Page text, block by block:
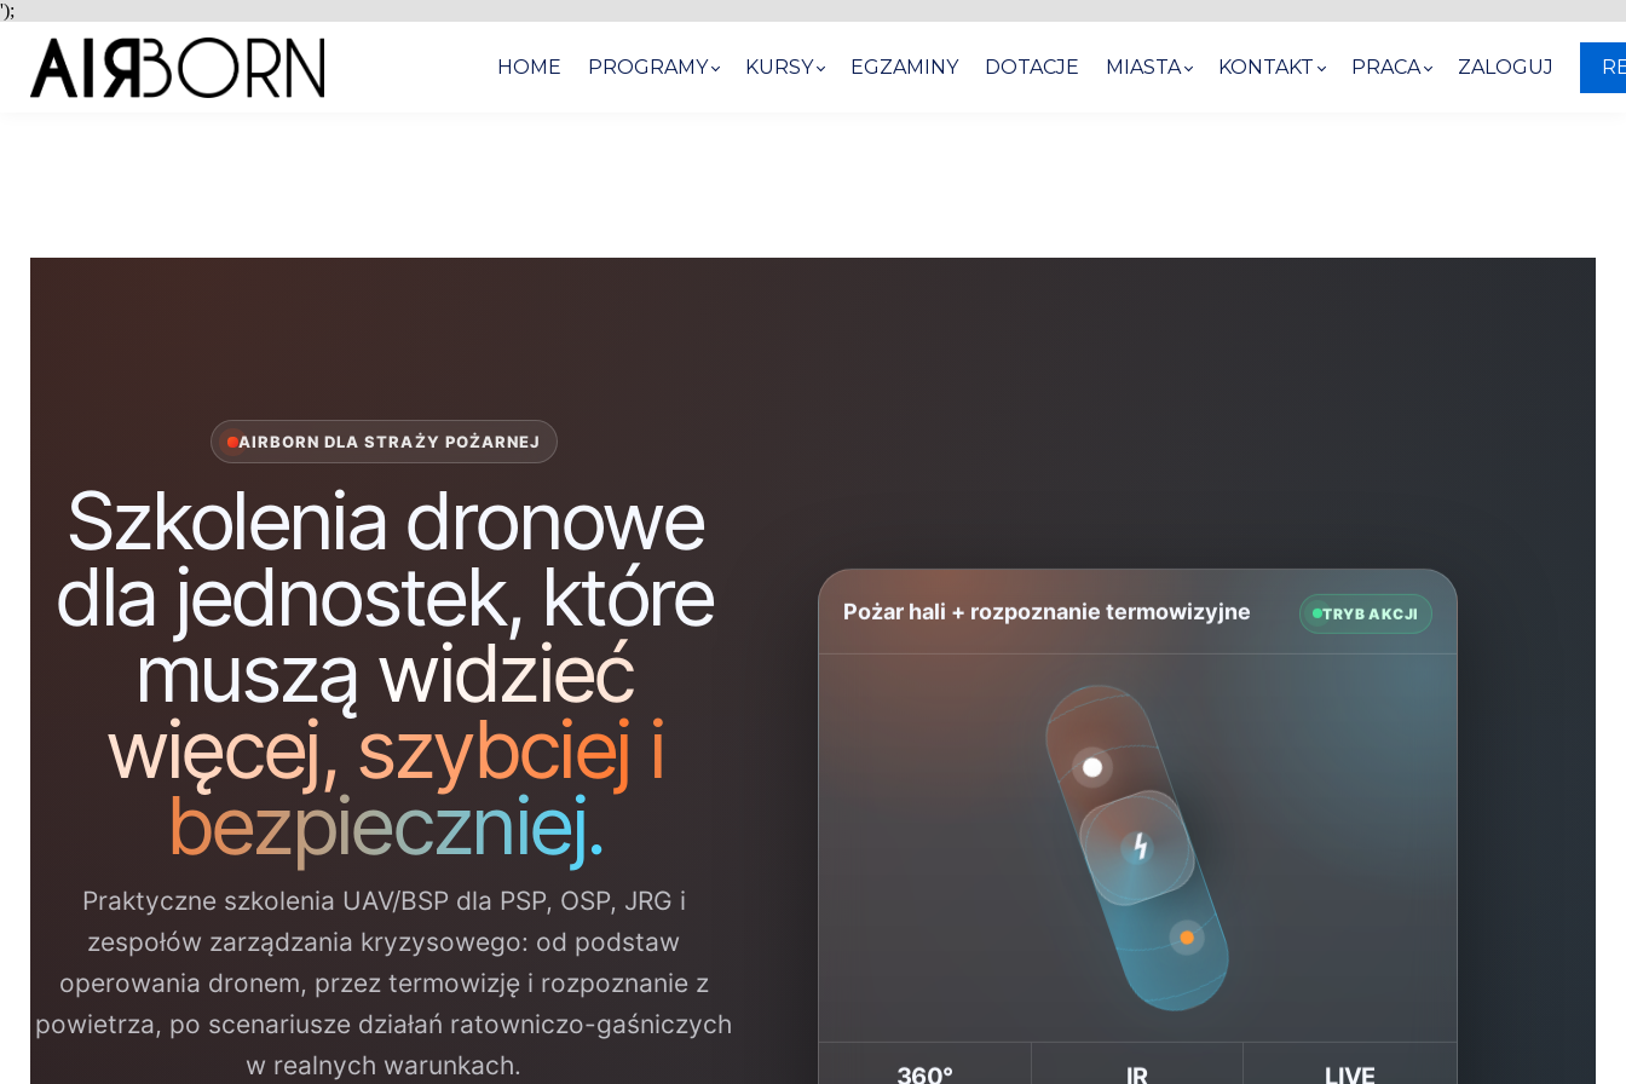
');
HOME PROGRAMY KURSY EGZAMINY DOTACJE MIASTA KONTAKT PRACA ZALOGUJ
AIRBORN DLA STRAŻY POŻARNEJ
Szkolenia dronowe
dla jednostek, które
muszą widzieć
więcej, szybciej i
bezpieczniej.
Praktyczne szkolenia UAV/BSP dla PSP, OSP, JRG i
zespołów zarządzania kryzysowego: od podstaw
operowania dronem, przez termowizję i rozpoznanie z
powietrza, po scenariusze działań ratowniczo-gaśniczych
w realnych warunkach.
Pożar hali + rozpoznanie termowizyjne TRYB AKCJI
⌁
360° IR LIVE